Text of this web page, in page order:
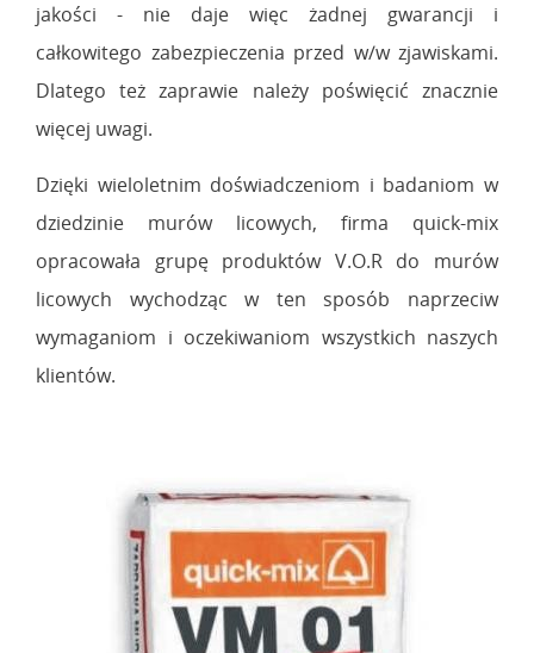
jakości - nie daje więc żadnej gwarancji i
całkowitego zabezpieczenia przed w/w zjawiskami.
Dlatego też zaprawie należy poświęcić znacznie
więcej uwagi.
Dzięki wieloletnim doświadczeniom i badaniom w
dziedzinie murów licowych, firma quick-mix
opracowała grupę produktów V.O.R do murów
licowych wychodząc w ten sposób naprzeciw
wymaganiom i oczekiwaniom wszystkich naszych
klientów.